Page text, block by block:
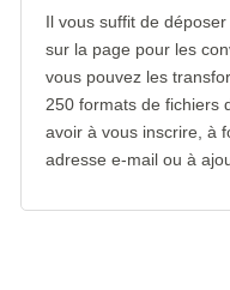
Il vous suffit de
sur la page pour les
vous pouvez les
250 formats de fichiers
avoir à vous inscrire, à
adresse e-mail ou à